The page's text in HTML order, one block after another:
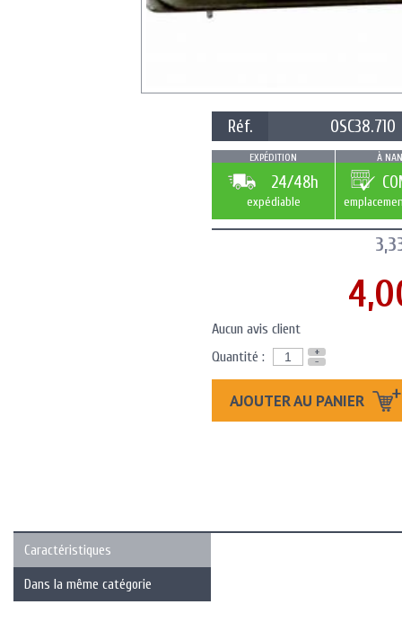
Réf. OSC38.710
EXPÉDITION
24/48h
expédiable
À
Aucun avis client
Quantité :
+
-
AJOUTER AU PANIER
Caractéristiques
Dans la même catégorie